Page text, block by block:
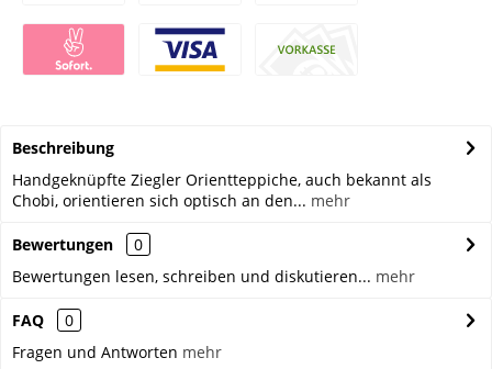
Beschreibung
Handgeknüpfte Ziegler Orientteppiche, auch bekannt als
Chobi, orientieren sich optisch an den... mehr
Bewertungen
0
Bewertungen lesen, schreiben und diskutieren... mehr
FAQ
0
Fragen und Antworten mehr